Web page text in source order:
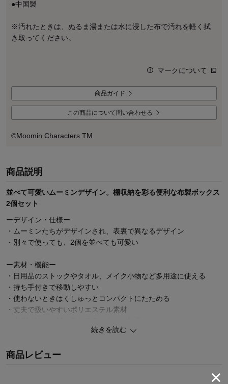
●中国製
※汚れたときは、ぬるま湯または水に浸した布で汚れを軽く拭
き取ってください。
マークについて
商品ガイド
この商品について問い合わせる
©Moomin Characters TM
商品説明
並べて可愛いムーミンデザイン。棚収納を彩る便利な布製ボックス
2個セット
ーデザイン・仕様ー
・ムーミンたちがデザインされ、表裏で異なるデザイン
・別々で使っても、2個を並べても可愛い
ー素材・機能ー
・日用品のストックやタオル、メイク小物など多用途に使える
・持ち手付きで移動しやすい
・使わないときはくしゅっとコンパクトにたためる
・丈夫で扱いやすいポリエステル素材
お気に入りがきっと見つかる♪キャラクターページ
続きを読む
商品レビュー